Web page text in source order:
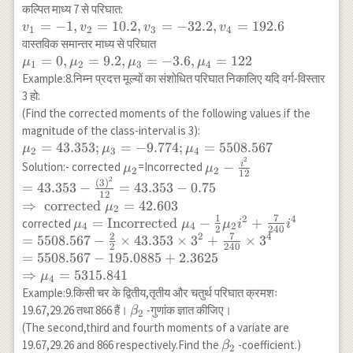
\\ =-32.2+30.6-2
\\ \Rightarrow
\mu_3=-3.6 \\
\mu_4=v_4-4 v_3
v_1+6 v_2 v_1^2-3
v_1^4=192.6-4
\times(-32.2)
\times(-1)+6
\times 10.2
\times(-1)^2
-3(-1)^4 \\
=192.6-
128.8+61.2-3 \\
\Rightarrow
\mu_4=122
कल्पित माध्य 7 से परिघात:
v_1=-1,
v_2=10.2,
v_3=-32.2,
v_4=192.6
v1 = −1, v2 = 10.2, v3 = −32.2, v4 = 192.6
वास्तविक समान्तर माध्य से परिघात
\mu_1=0,
\mu_2=9.2,
\mu_3=-3.6,
\mu_4=122
μ1 = 0, μ2 = 9.2, μ3 = −3.6, μ4 = 122
Example:8.निम्न प्रदत्त मूल्यों का संशोधित परिघात निकालिए यदि वर्ग-विस्तार
3 हो:
(Find the corrected moments of the following values if the
magnitude of the class-interval is 3):
\mu_2= 43.353 ;
\mu_3=-9.774 ;
\mu_4=5508.567
μ2 = 43.353; μ3 = −9.774; μ4 = 5508.567
Solution:- corrected \mu_2
μ2 =Incorrected \mu_2-
\frac{i^2}{12}
\\ =43.353-
\frac{(3)^2}
{12}=43.353-
0.75 \\
\Rightarrow
corrected }
\mu_2=42.603
μ2 − 12
i2
= 43.353 − 12
(3)2
= 43.353 − 0.75
⇒ corrected μ2 = 42.603
corrected \mu_4=\text{Incorrected
} \mu_4 -\frac{1}{2}
\mu_2 i^2+\frac{7}{240}
i^4 \\ =5508.567-\frac{2}
{2} \times 43.353 \times
3^2+\frac{7}{240}
\times 3^4 \\ =5508.567-
195.0885+2.3625 \\
μ4 = Incorrected μ4 − 2
1 μ2i2 + 240
7 i4
= 5508.567 − 2
2 × 43.353 × 32 + 240
7 × 34
= 5508.567 − 195.0885 + 2.3625
⇒ μ4 = 5315.841
Example:9.किसी चर के द्वितीय,तृतीय और चतुर्थ परिघात क्रमशः
19.67,29.26 तथा 866 हैं। \beta_2
β2 -गुणांक ज्ञात कीजिए।
(The second,third and fourth moments of a variate are
19.67,29.26 and 866 respectively.Find the \beta_2
β2 -coefficient.)